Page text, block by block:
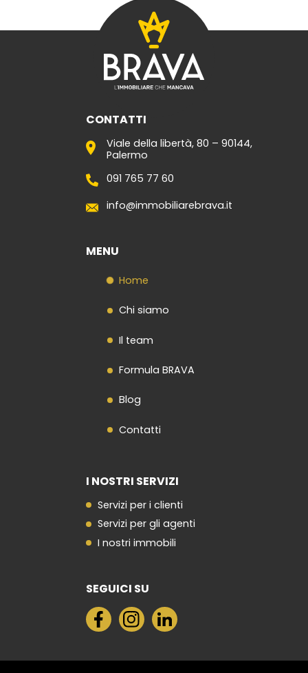
CONTATTI
Viale della libertà, 80 – 90144,
Palermo
091 765 77 60
info@immobiliarebrava.it
MENU
Home
Chi siamo
Il team
Formula BRAVA
Blog
Contatti
I NOSTRI SERVIZI
Servizi per i clienti
Servizi per gli agenti
I nostri immobili
SEGUICI SU